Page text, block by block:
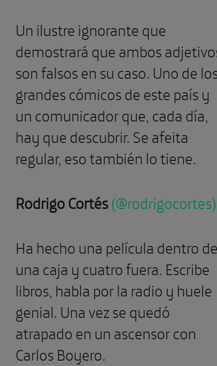
Un ilustre ignorante que
demostrará que ambos
son falsos en su caso. Uno de
grandes cómicos de este país y
un comunicador que, cada día,
hay que descubrir. Se afeita
regular, eso también lo tiene.
Rodrigo Cortés(@rodrigocortes)
Ha hecho una película dentro
una caja y cuatro fuera. Escribe
libros, habla por la radio y huele
genial. Una vez se quedó
atrapado en un ascensor con
Carlos Boyero.